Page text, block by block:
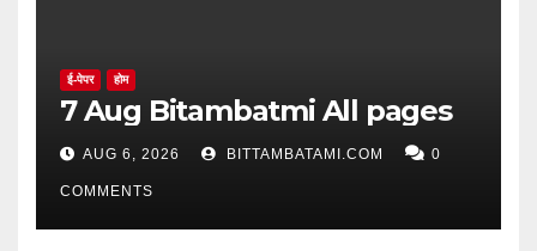
ई-पेपर होम
7 Aug Bitambatmi All pages
AUG 6, 2026 BITTAMBATAMI.COM 0
COMMENTS